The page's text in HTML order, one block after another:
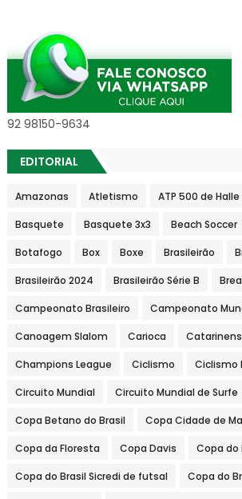
92 98150-9634
EDITORIAL
Amazonas Atletismo ATP 500 de Halle
Basquete Basquete 3x3 Beach Soccer
Botafogo Box Boxe Brasileirão
Brasileirão 2024 Brasileirão Série B
Campeonato Brasileiro Campeonato
Canoagem Slalom Carioca
Champions League Ciclismo Ciclismo
Circuito Mundial Circuito Mundial de Surfe
Copa Betano do Brasil Copa Cidade de
Copa da Floresta Copa Davis Copa do
Copa do Brasil Sicredi de futsal Copa do